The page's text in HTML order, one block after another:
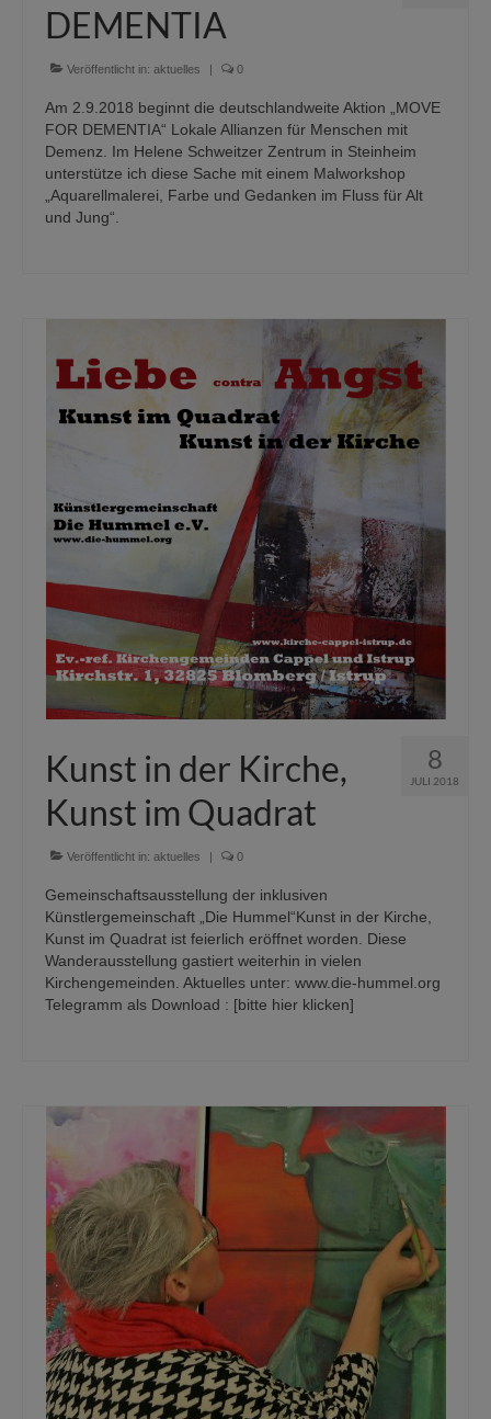
DEMENTIA
Veröffentlicht in: aktuelles | 0
Am 2.9.2018 beginnt die deutschlandweite Aktion „MOVE
FOR DEMENTIA“ Lokale Allianzen für Menschen mit
Demenz. Im Helene Schweitzer Zentrum in Steinheim
unterstütze ich diese Sache mit einem Malworkshop
„Aquarellmalerei, Farbe und Gedanken im Fluss für Alt
und Jung“.
8
JULI 2018
Kunst in der Kirche,
Kunst im Quadrat
Veröffentlicht in: aktuelles | 0
Gemeinschaftsausstellung der inklusiven
Künstlergemeinschaft „Die Hummel“Kunst in der Kirche,
Kunst im Quadrat ist feierlich eröffnet worden. Diese
Wanderausstellung gastiert weiterhin in vielen
Kirchengemeinden. Aktuelles unter: www.die-hummel.org
Telegramm als Download : [bitte hier klicken]